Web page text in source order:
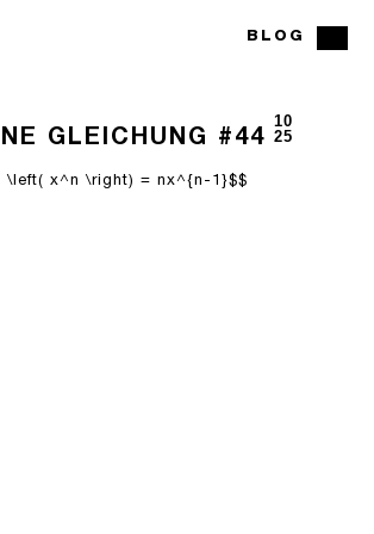
BLOG
GLEICHUNG #44
10
25
\left( x^n \right) = nx^{n-1}$$